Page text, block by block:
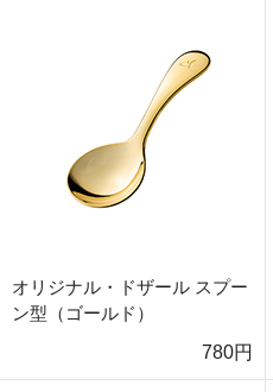
オリジナル・ドザール スプー
ン型（ゴールド）
780円